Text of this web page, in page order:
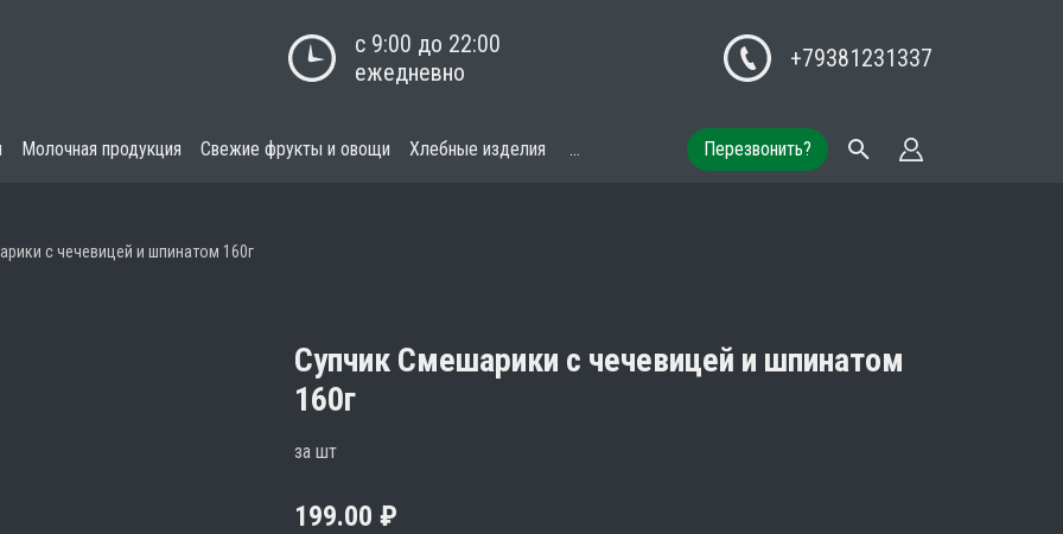
с 9:00 до 22:00
ежедневно
+79381231337
Молочная продукция Свежие фрукты и овощи Хлебные изделия ... Перезвонить?
с чечевицей и шпинатом 160г
Супчик Смешарики с чечевицей и шпинатом
160г
за шт
199.00 ₽